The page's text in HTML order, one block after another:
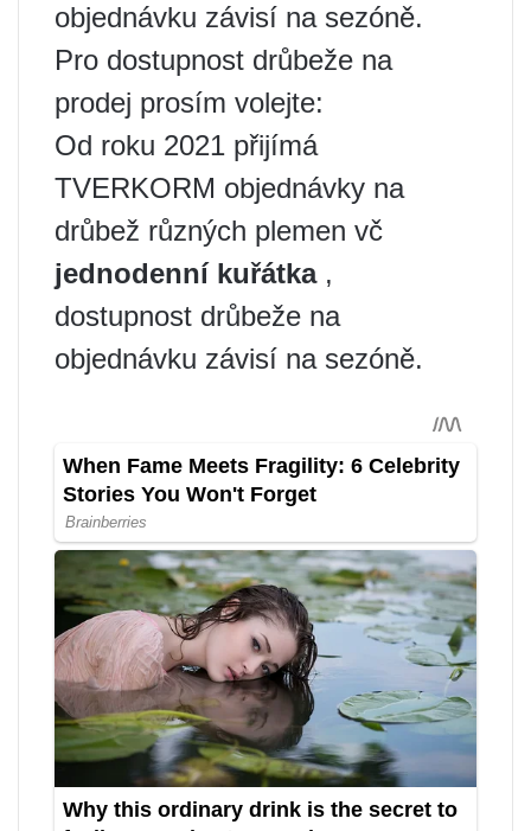
objednávku závisí na sezóně.
Pro dostupnost drůbeže na
prodej prosím volejte:
Od roku 2021 přijímá
TVERKORM objednávky na
drůbež různých plemen vč
jednodenní kuřátka,
dostupnost drůbeže na
objednávku závisí na sezóně.